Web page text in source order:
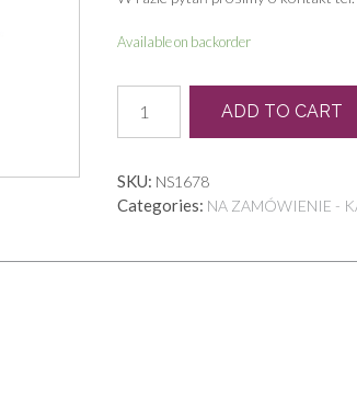
Available on backorder
1416
quantity
ADD TO CART
SKU: NS1678
Categories: NA ZAMÓWIENIE -